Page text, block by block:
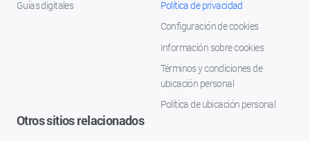
Guías digitales
Política de privacidad
Configuración de cookies
Información sobre cookies
Términos y condiciones de
ubicación personal
Política de ubicación personal
Otros sitios relacionados